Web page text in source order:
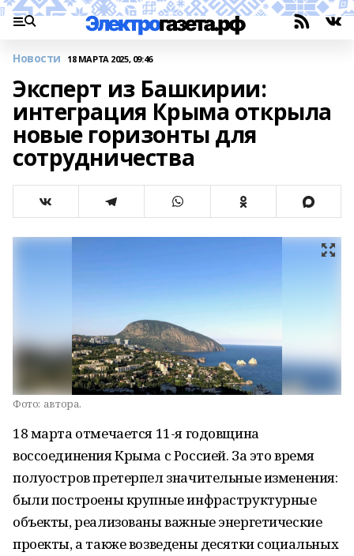
Новости 18 МАРТА 2025, 09:46
Эксперт из Башкирии:
интеграция Крыма открыла
новые горизонты для
сотрудничества
Фото: автора.
18 марта отмечается 11-я годовщина
воссоединения Крыма с Россией. За это время
полуостров претерпел значительные изменения:
были построены крупные инфраструктурные
объекты, реализованы важные энергетические
проекты, а также возведены десятки социальных